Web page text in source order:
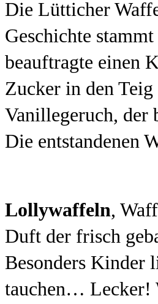
Die Lütticher
Geschichte
beauftragte einen
Zucker in den
Vanillegeruch, der
Die entstandenen
Lollywaffeln,
Duft der frisch
Besonders Kinder
tauchen… Lecker!